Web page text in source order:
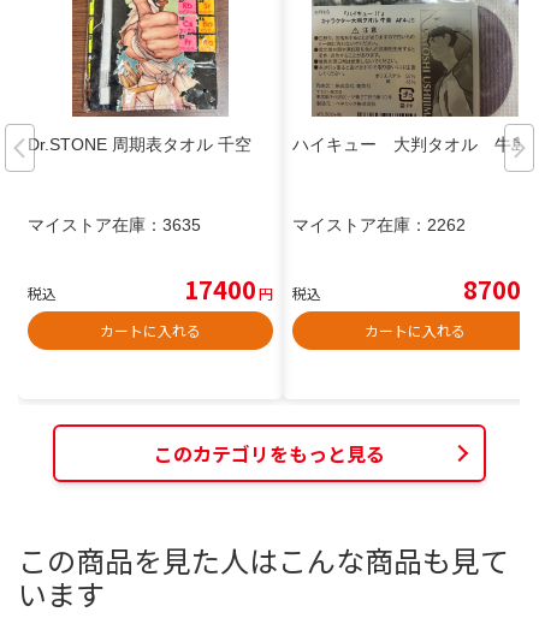
Dr.STONE 周期表タオル 千空
マイストア在庫： 3635
税込 17400円
カートに入れる
ハイキュー 大判タオル 牛島
マイストア在庫： 2262
税込 8700
カートに入れる
このカテゴリをもっと見る
この商品を見た人はこんな商品も見て
います